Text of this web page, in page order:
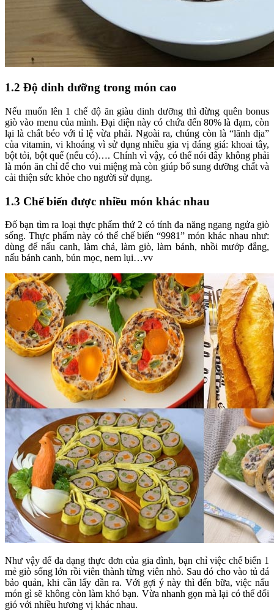
1.2 Độ dinh dưỡng trong món cao
Nếu muốn lên 1 chế độ ăn giàu dinh dưỡng thì đừng quên bonus
giò vào menu của mình. Đại diện này có chứa đến 80% là đạm, còn
lại là chất béo với tỉ lệ vừa phải. Ngoài ra, chúng còn là “lãnh địa”
của vitamin, vi khoáng vì sử dụng nhiều gia vị đáng giá: khoai tây,
bột tỏi, bột quế (nếu có)…. Chính vì vậy, có thể nói đây không phải
là món ăn chỉ để cho vui miệng mà còn giúp bổ sung dưỡng chất và
cải thiện sức khỏe cho người sử dụng.
1.3 Chế biến được nhiều món khác nhau
Đố bạn tìm ra loại thực phẩm thứ 2 có tính đa năng ngang ngửa giò
sống. Thực phẩm này có thể chế biến “9981” món khác nhau như:
dùng để nấu canh, làm chả, làm giò, làm bánh, nhồi mướp đắng,
nấu bánh canh, bún mọc, nem lụi…vv
Như vậy để đa dạng thực đơn của gia đình, bạn chỉ việc chế biến 1
mẻ giò sống lớn rồi viên thành từng viên nhỏ. Sau đó cho vào tủ đá
bảo quản, khi cần lấy dần ra. Với gợi ý này thì đến bữa, việc nấu
món gì sẽ không còn làm khó bạn. Vừa nhanh gọn mà lại có thể đổi
gió với nhiều hương vị khác nhau.